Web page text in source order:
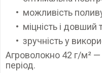
можливість
міцність і довший
зручність у
Агроволокно 42 г/м² —
період.